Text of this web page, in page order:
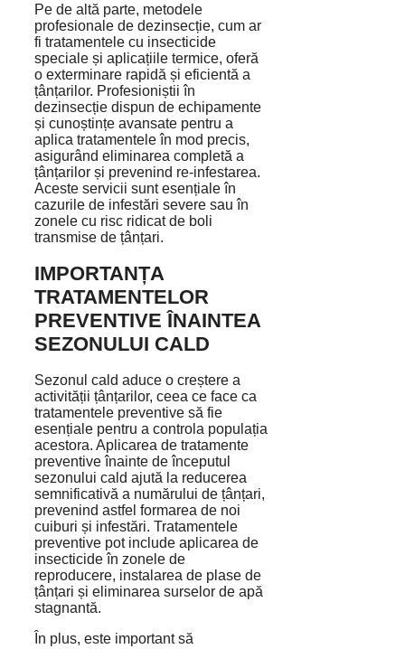
Pe de altă parte, metodele
profesionale de dezinsecție, cum ar
fi tratamentele cu insecticide
speciale și aplicațiile termice, oferă
o exterminare rapidă și eficientă a
țânțarilor. Profesioniștii în
dezinsecție dispun de echipamente
și cunoștințe avansate pentru a
aplica tratamentele în mod precis,
asigurând eliminarea completă a
țânțarilor și prevenind re-infestarea.
Aceste servicii sunt esențiale în
cazurile de infestări severe sau în
zonele cu risc ridicat de boli
transmise de țânțari.
IMPORTANȚA
TRATAMENTELOR
PREVENTIVE ÎNAINTEA
SEZONULUI CALD
Sezonul cald aduce o creștere a
activității țânțarilor, ceea ce face ca
tratamentele preventive să fie
esențiale pentru a controla populația
acestora. Aplicarea de tratamente
preventive înainte de începutul
sezonului cald ajută la reducerea
semnificativă a numărului de țânțari,
prevenind astfel formarea de noi
cuiburi și infestări. Tratamentele
preventive pot include aplicarea de
insecticide în zonele de
reproducere, instalarea de plase de
țânțari și eliminarea surselor de apă
stagnantă.
În plus, este important să